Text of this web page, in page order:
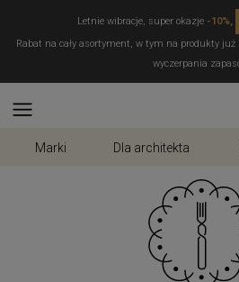
Letnie wibracje, super okazje -10%,
Rabat na cały asortyment, w tym na produkty już
wyczerpania
Marki Dla architekta